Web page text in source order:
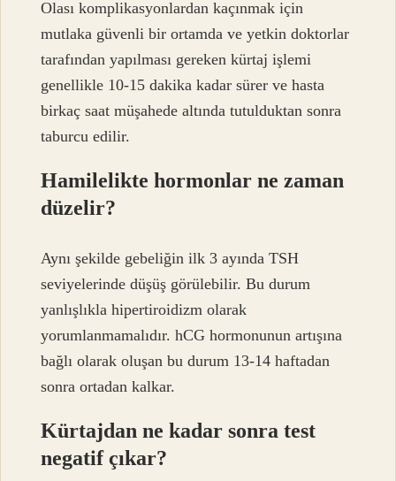
Olası komplikasyonlardan kaçınmak için
mutlaka güvenli bir ortamda ve yetkin doktorlar
tarafından yapılması gereken kürtaj işlemi
genellikle 10-15 dakika kadar sürer ve hasta
birkaç saat müşahede altında tutulduktan sonra
taburcu edilir.
Hamilelikte hormonlar ne zaman
düzelir?
Aynı şekilde gebeliğin ilk 3 ayında TSH
seviyelerinde düşüş görülebilir. Bu durum
yanlışlıkla hipertiroidizm olarak
yorumlanmamalıdır. hCG hormonunun artışına
bağlı olarak oluşan bu durum 13-14 haftadan
sonra ortadan kalkar.
Kürtajdan ne kadar sonra test
negatif çıkar?